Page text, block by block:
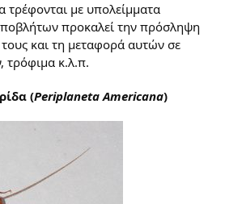
με υπολείμματα
προκαλεί την πρόσληψη
και τη μεταφορά αυτών σε
τρόφιμα κ.λ.π.
(Periplaneta Americana)